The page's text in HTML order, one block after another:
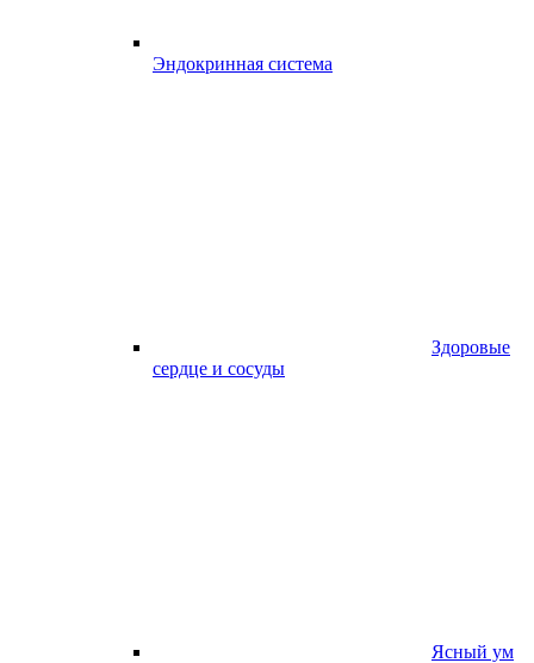
Эндокринная система
Здоровые
сердце и сосуды
Ясный ум